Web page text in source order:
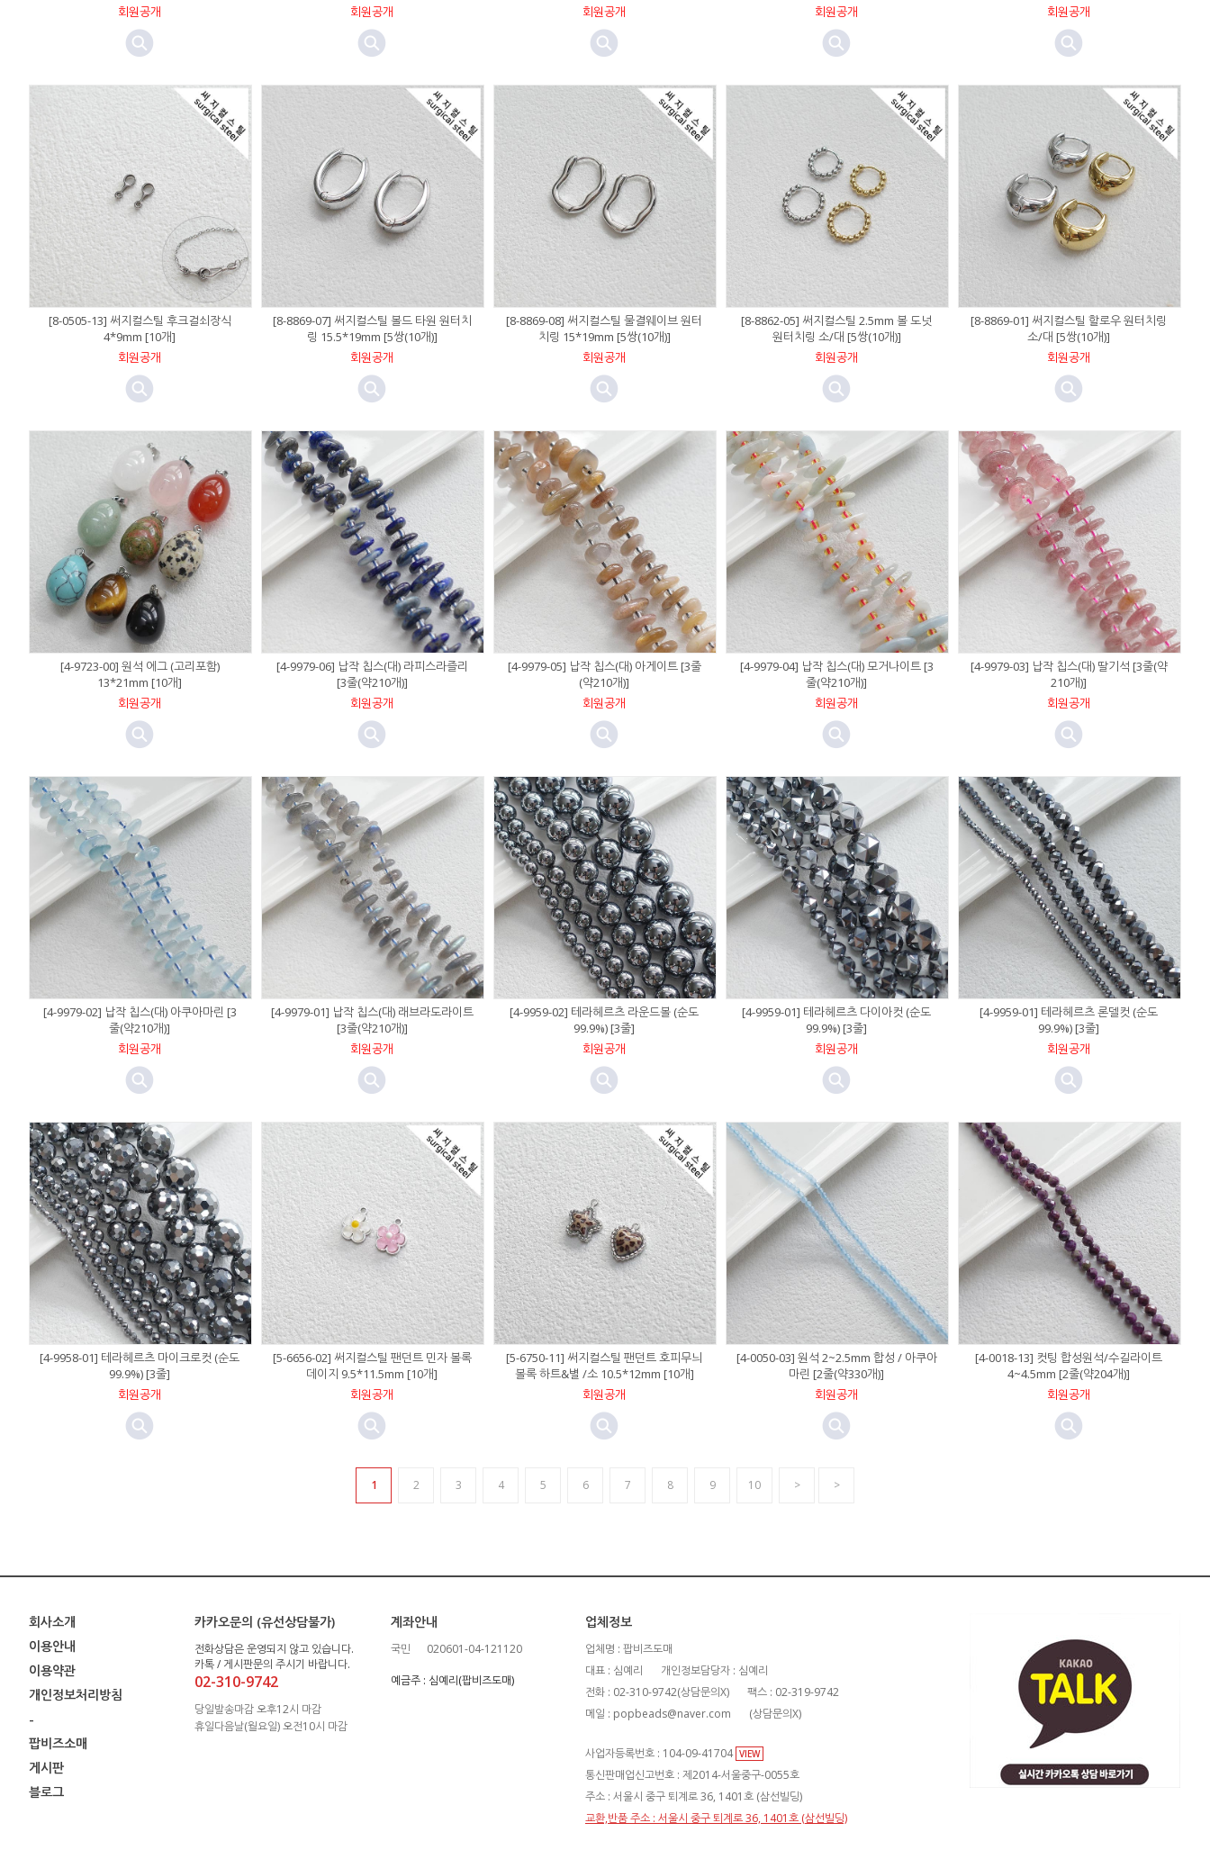
회원공개
회원공개
회원공개
회원공개
회원공개
[8-0505-13] 써지컬스틸 후크걸쇠장식
4*9mm [10개]
회원공개
[8-8869-07] 써지컬스틸 볼드 타원 원터치
링 15.5*19mm [5쌍(10개)]
회원공개
[8-8869-08] 써지컬스틸 물결웨이브 원터
치링 15*19mm [5쌍(10개)]
회원공개
[8-8862-05] 써지컬스틸 2.5mm 볼 도넛
원터치링 소/대 [5쌍(10개)]
회원공개
[8-8869-01] 써지컬스틸 할로우 원터치링
소/대 [5쌍(10개)]
회원공개
[4-9723-00] 원석 에그 (고리포함)
13*21mm [10개]
회원공개
[4-9979-06] 납작 칩스(대) 라피스라즐리
[3줄(약210개)]
회원공개
[4-9979-05] 납작 칩스(대) 아게이트 [3줄
(약210개)]
회원공개
[4-9979-04] 납작 칩스(대) 모거나이트 [3
줄(약210개)]
회원공개
[4-9979-03] 납작 칩스(대) 딸기석 [3줄(약
210개)]
회원공개
[4-9979-02] 납작 칩스(대) 아쿠아마린 [3
줄(약210개)]
회원공개
[4-9979-01] 납작 칩스(대) 래브라도라이트
[3줄(약210개)]
회원공개
[4-9959-02] 테라헤르츠 라운드볼 (순도
99.9%) [3줄]
회원공개
[4-9959-01] 테라헤르츠 다이아컷 (순도
99.9%) [3줄]
회원공개
[4-9959-01] 테라헤르츠 론델컷 (순도
99.9%) [3줄]
회원공개
[4-9958-01] 테라헤르츠 마이크로컷 (순도
99.9%) [3줄]
회원공개
[5-6656-02] 써지컬스틸 팬던트 민자 볼록
데이지 9.5*11.5mm [10개]
회원공개
[5-6750-11] 써지컬스틸 팬던트 호피무늬
볼록 하트&별 /소 10.5*12mm [10개]
회원공개
[4-0050-03] 원석 2~2.5mm 합성 / 아쿠아
마린 [2줄(약330개)]
회원공개
[4-0018-13] 컷팅 합성원석/수길라이트
4~4.5mm [2줄(약204개)]
회원공개
1 2 3 4 5 6 7 8 9 10 > >
회사소개
이용안내
이용약관
개인정보처리방침
-
팝비즈소매
게시판
블로그
카카오문의 (유선상담불가)
전화상담은 운영되지 않고 있습니다.
카톡 / 게시판문의 주시기 바랍니다.
02-310-9742
당일발송마감 오후12시 마감
휴일다음날(월요일) 오전10시 마감
계좌안내
국민 020601-04-121120
예금주 : 심예리(팝비즈도매)
업체정보
업체명 : 팝비즈도매
대표 : 심예리
개인정보담당자 : 심예리
전화 : 02-310-9742(상담문의X)
팩스 : 02-319-9742
메일 : popbeads@naver.com
(상담문의X)
사업자등록번호 : 104-09-41704 VIEW
통신판매업신고번호 : 제2014-서울중구-0055호
주소 : 서울시 중구 퇴계로 36, 1401호 (삼선빌딩)
교환,반품 주소 : 서울시 중구 퇴계로 36, 1401호 (삼선빌딩)